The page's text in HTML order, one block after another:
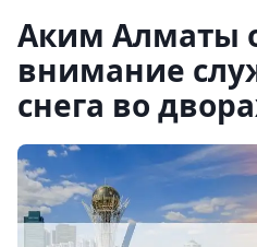
Аким Алматы
внимание
снега во